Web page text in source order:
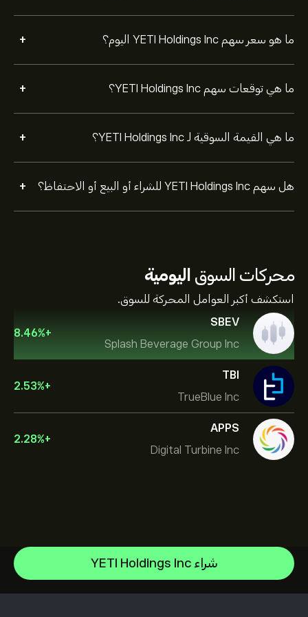
ما هو سعر سهم YETI Holdings Inc اليوم؟ +
ما هي توقعات سهم YETI Holdings Inc؟ +
ما هي القيمة السوقية لـ YETI Holdings Inc؟ +
هل سهم YETI Holdings Inc للشراء أو البيع أو الاحتفاظ؟ +
محركات السوق اليومية
استكشف أكبر العوامل المحركة للسوق.
SBEV
Splash Beverage Group Inc
+
8.46%
TBI
TrueBlue Inc
+
2.53%
APPS
Digital Turbine Inc
+
2.28%
شراء YETI Holdings Inc
NVIDIA Corporation
Amazon.com Inc